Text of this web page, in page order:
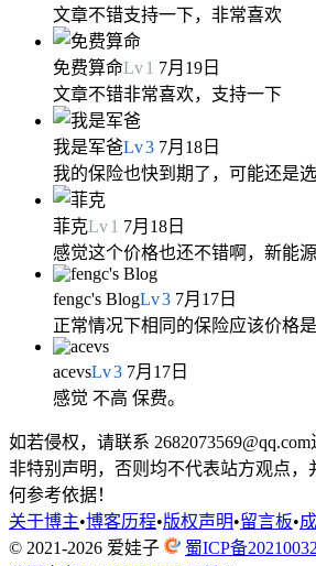
文章不错支持一下，非常喜欢
免费算命Lv1 7月19日
文章不错非常喜欢，支持一下
我是军爸Lv3 7月18日
我的保险也快到期了，可能还是
菲克Lv1 7月18日
感觉这个价格也还不错啊，新能
fengc's BlogLv3 7月17日
正常情况下相同的保险应该价格
acevsLv3 7月17日
感觉 不高 保费。
如若侵权，请联系
非特别声明，否则均不代表站方观点，
何参考依据！
关于博主•博客历程•版权声明•留言板•
© 2021-2026 爱娃子 蜀ICP备